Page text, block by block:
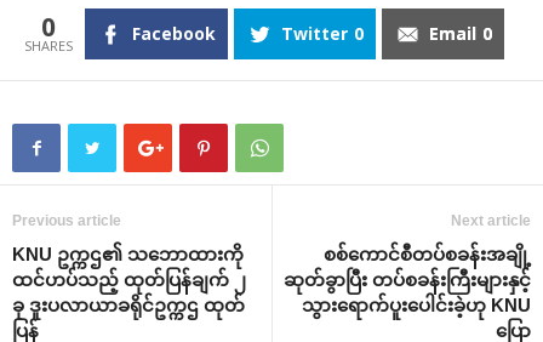
0 Facebook Twitter 0 Email 0
Previous article
KNU ဥက္ကဌ၏ သ‌ဘောထားကို
ထင်ဟပ်သည့် ထုတ်ပြန်ချက် ၂
ခု ဒူးပလာယာခရိုင်ဥက္ကဌ ထုတ်
ပြန်
Next article
စစ်‌ကောင်စီတပ်စခန်းအချို့
ဆုတ်ခွာပြီး တပ်စခန်းကြီးများနှင့်
သွား‌ရောက်ပူး‌ပေါင်းခဲ့ဟု KNU
‌ပြော